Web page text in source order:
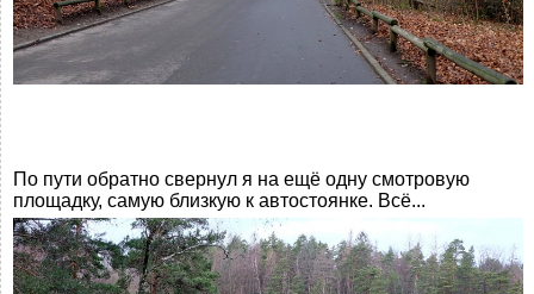
По пути обратно свернул я на ещё одну смотровую
площадку, самую близкую к автостоянке. Всё...